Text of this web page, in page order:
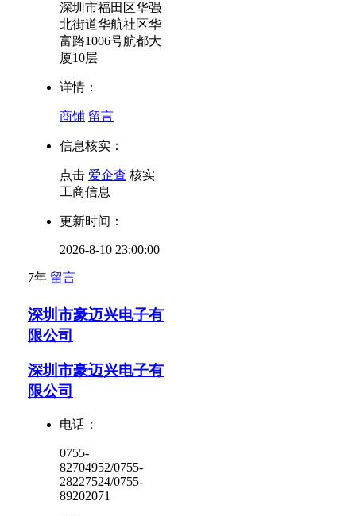
深圳市福田区华强
北街道华航社区华
富路1006号航都大
厦10层
详情：
商铺 留言
信息核实：
点击 爱企查 核实
工商信息
更新时间：
2026-8-10 23:00:00
7年 留言
深圳市豪迈兴电子有
限公司
深圳市豪迈兴电子有
限公司
电话：
0755-
82704952/0755-
28227524/0755-
89202071